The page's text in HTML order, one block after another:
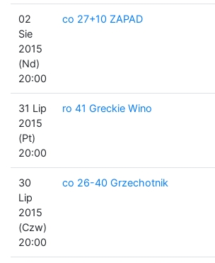
02
Sie
2015
(Nd)
20:00
co 27+10 ZAPAD
31 Lip
2015
(Pt)
20:00
ro 41 Greckie Wino
30
Lip
2015
(Czw)
20:00
co 26-40 Grzechotnik